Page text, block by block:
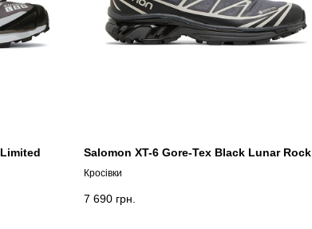
Salomon XT-6 Gore-Tex Black Lunar Rock
Кросівки
7 690 грн.